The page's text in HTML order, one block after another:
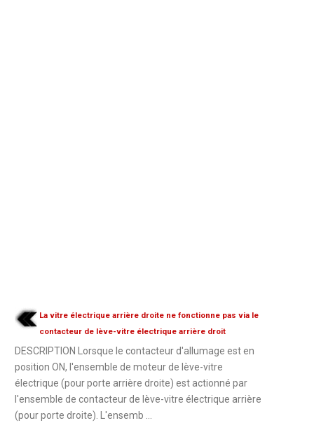
La vitre électrique arrière droite ne fonctionne pas via le
contacteur de lève-vitre électrique arrière droit
DESCRIPTION Lorsque le contacteur d'allumage est en
position ON, l'ensemble de moteur de lève-vitre
électrique (pour porte arrière droite) est actionné par
l'ensemble de contacteur de lève-vitre électrique arrière
(pour porte droite). L'ensemb ...